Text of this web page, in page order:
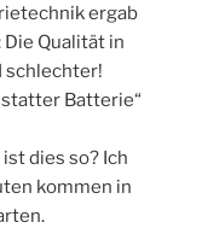
ergab
Qualität in
schlechter!
Batterie“
dies so? Ich
kommen in